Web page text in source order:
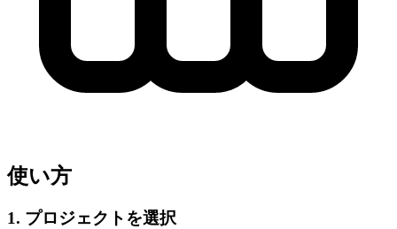
使い方
1. プロジェクトを選択